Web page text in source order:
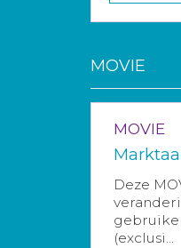
MOVIE
MOVIE
Deze
(exclusi...